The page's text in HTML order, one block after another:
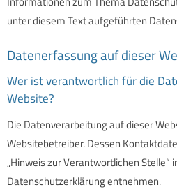
unter diesem Text aufgeführten
Datenerfassung auf dieser
Wer ist verantwortlich für die
Website?
Die Datenverarbeitung auf dieser
Websitebetreiber. Dessen
„Hinweis zur Verantwortlichen Stelle“
Datenschutzerklärung entnehmen.